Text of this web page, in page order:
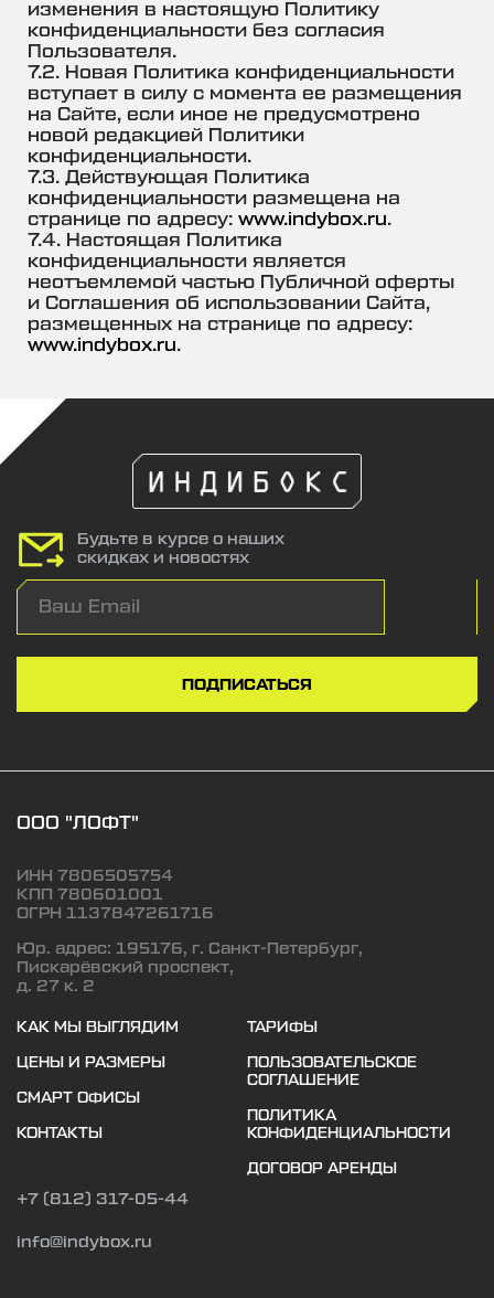
изменения в настоящую Политику
конфиденциальности без согласия
Пользователя.
7.2. Новая Политика конфиденциальности
вступает в силу с момента ее размещения
на Сайте, если иное не предусмотрено
новой редакцией Политики
конфиденциальности.
7.3. Действующая Политика
конфиденциальности размещена на
странице по адресу: www.indybox.ru.
7.4. Настоящая Политика
конфиденциальности является
неотъемлемой частью Публичной оферты
и Соглашения об использовании Сайта,
размещенных на странице по адресу:
www.indybox.ru.
Будьте в курсе о наших
скидках и новостях
ПОДПИСАТЬСЯ
ООО "ЛОФТ"
ИНН 7806505754
КПП 780601001
ОГРН 1137847261716
Юр. адрес: 195176, г. Санкт-Петербург,
Пискарёвский проспект,
д. 27 к. 2
КАК МЫ ВЫГЛЯДИМ
ЦЕНЫ И РАЗМЕРЫ
СМАРТ ОФИСЫ
КОНТАКТЫ
ТАРИФЫ
ПОЛЬЗОВАТЕЛЬСКОЕ
СОГЛАШЕНИЕ
ПОЛИТИКА
КОНФИДЕНЦИАЛЬНОСТИ
ДОГОВОР АРЕНДЫ
+7 (812) 317-05-44
info@indybox.ru